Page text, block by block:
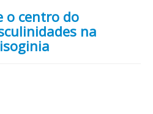
o centro do
na